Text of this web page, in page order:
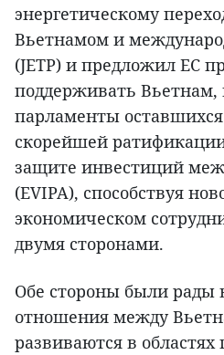
энергетическому
Вьетнамом и
(JETP) и предложил ЕС
поддерживать Вьетнам,
парламенты
скорейшей
защите инвестиций
(EVIPA), способствуя
экономическом
двумя сторонами.
Обе стороны были рады
отношения между
развиваются в